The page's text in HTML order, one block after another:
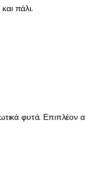
πάλι.
φυτά.